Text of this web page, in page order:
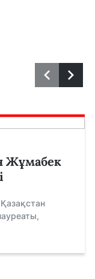
Жұмабек